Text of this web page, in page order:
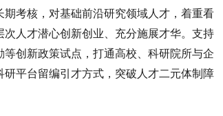
考核，对基础前沿研究领域人才，着重看
人才潜心创新创业、充分施展才华。支持
创新政策试点，打通高校、科研院所与企
平台留编引才方式，突破人才二元体制障